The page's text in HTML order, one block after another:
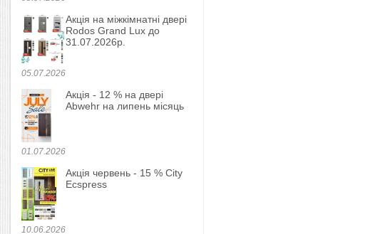
05.07.2026
Акція на міжкімнатні двері
Rodos Grand Lux до
31.07.2026р.
01.07.2026
Акція - 12 % на двері
Abwehr на липень місяць
10.06.2026
Акція червень - 15 % City
Ecspress